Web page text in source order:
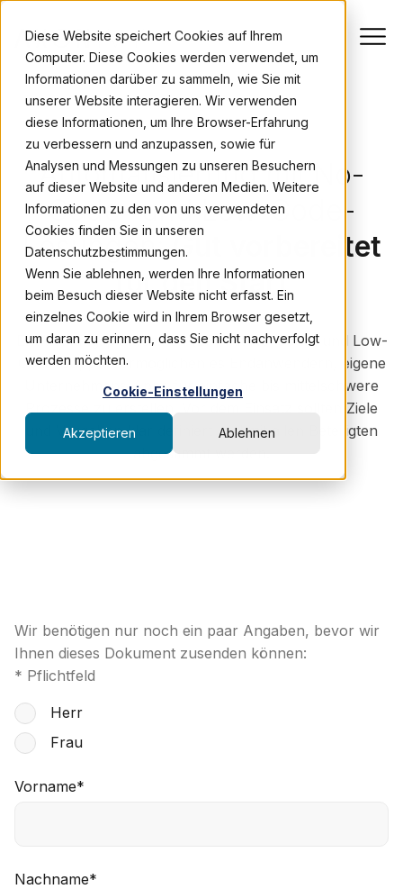
Diese Website speichert Cookies auf Ihrem
Computer. Diese Cookies werden verwendet, um
Informationen darüber zu sammeln, wie Sie mit
unserer Website interagieren. Wir verwenden
diese Informationen, um Ihre Browser-Erfahrung
zu verbessern und anzupassen, sowie für
Analysen und Messungen zu unseren Besuchern
auf dieser Website und anderen Medien. Weitere
Informationen zu den von uns verwendeten
Cookies finden Sie in unseren
Datenschutzbestimmungen.
Wenn Sie ablehnen, werden Ihre Informationen
beim Besuch dieser Website nicht erfasst. Ein
einzelnes Cookie wird in Ihrem Browser gesetzt,
um daran zu erinnern, dass Sie nicht nachverfolgt
werden möchten.
Cookie-Einstellungen
Akzeptieren Ablehnen
WHITEPAPER
Automatisierung mit No-
Code- und Low-Code-
Lösungen:Gut vorbereitet
für den Start
Entwicklungsplattformen (EP) mit No-Code- und Low-
Code-Support ermöglichen es Endanwendern, eigene
Unternehmens-Apps für einfache bis mittelschwere
Prozesse zu erstellen. Vor dem Einsatz sollten Ziele
und Vorgehen klar definiert und mit allen Beteiligten
abgestimmt werden.
Wir benötigen nur noch ein paar Angaben, bevor wir
Ihnen dieses Dokument zusenden können:
* Pflichtfeld
Herr
Frau
Vorname*
Nachname*